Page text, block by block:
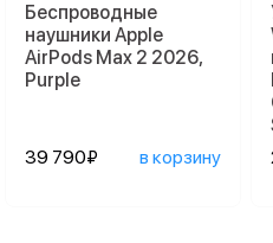
Беспроводные
наушники Apple
AirPods Max 2 2026,
Purple
39 790₽ в корзину